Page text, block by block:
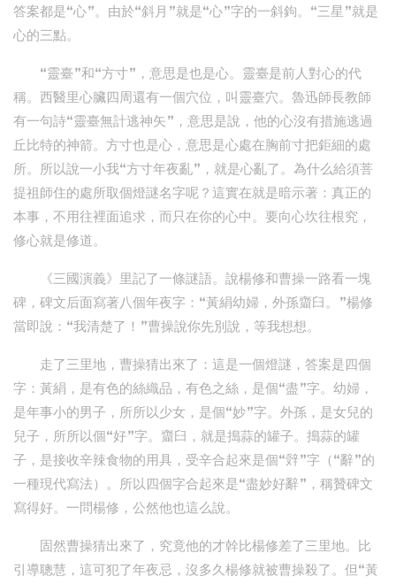
答案都是“心”。由於“斜月”就是“心”字的一斜鉤。“三星”就是
心的三點。
“靈臺”和“方寸”，意思是也是心。靈臺是前人對心的代
稱。西醫里心臟四周還有一個穴位，叫靈臺穴。魯迅師長教師
有一句詩“靈臺無計逃神矢”，意思是說，他的心沒有措施逃過
丘比特的神箭。方寸也是心，意思是心處在胸前寸把鉅細的處
所。所以說一小我“方寸年夜亂”，就是心亂了。為什么給須菩
提祖師住的處所取個燈謎名字呢？這實在就是暗示著：真正的
本事，不用往裡面追求，而只在你的心中。要向心坎往根究，
修心就是修道。
《三國演義》里記了一條謎語。說楊修和曹操一路看一塊
碑，碑文后面寫著八個年夜字：“黃絹幼婦，外孫齏臼。”楊修
當即說：“我清楚了！”曹操說你先別說，等我想想。
走了三里地，曹操猜出來了：這是一個燈謎，答案是四個
字：黃絹，是有色的絲織品，有色之絲，是個“盡”字。幼婦，
是年事小的男子，所所以少女，是個“妙”字。外孫，是女兒的
兒子，所所以個“好”字。齏臼，就是搗蒜的罐子。搗蒜的罐
子，是接收辛辣食物的用具，受辛合起來是個“辤”字（“辭”的
一種現代寫法）。所以四個字合起來是“盡妙好辭”，稱贊碑文
寫得好。一問楊修，公然他也這么說。
固然曹操猜出來了，究竟他的才幹比楊修差了三里地。比
引導聰慧，這可犯了年夜忌，沒多久楊修就被曹操殺了。但“黃